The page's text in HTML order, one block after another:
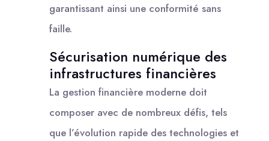
garantissant ainsi une conformité sans
faille.
Sécurisation numérique des
infrastructures financières
La gestion financière moderne doit
composer avec de nombreux défis, tels
que l’évolution rapide des technologies et